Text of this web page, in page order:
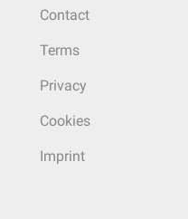
Contact
Terms
Privacy
Cookies
Imprint